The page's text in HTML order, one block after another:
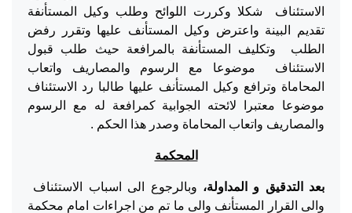
الاستئناف شكلا وكررت اللوائح وطلب وكيل المستأنفة
تقديم البينة واعترض وكيل المستأنف عليها وتقرر رفض
الطلب وتكليف المستأنفة بالمرافعة حيث طلب قبول
الاستئناف موضوعا مع الرسوم والمصاريف واتعاب
المحاماة وترافع وكيل المستأنف عليها طالبا رد الاستئناف
موضوعا معتبرا لائحته الجوابية كمرافعة له مع الرسوم
والمصاريف واتعاب المحاماة وصدر هذا الحكم .
المحكمة
بعد التدقيق و المداولة، وبالرجوع الى اسباب الاستئناف
والى القرار المستأنف والى ما تم من اجراءات امام محكمة